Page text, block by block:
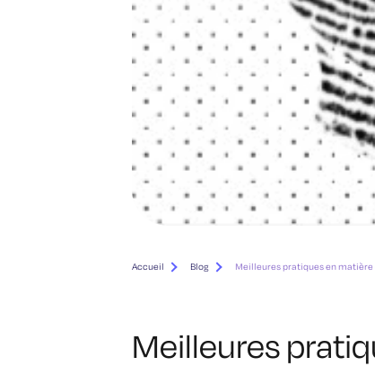
Accueil Blog Meilleures pratiques en
Meilleures